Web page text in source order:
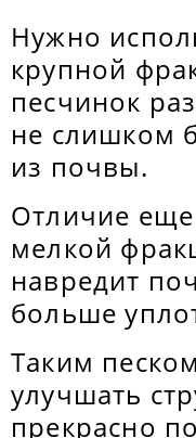
Нужно
крупной
песчинок
не слишком
из почвы.
Отличие
мелкой
навредит
больше
Таким
улучшать
прекрасно